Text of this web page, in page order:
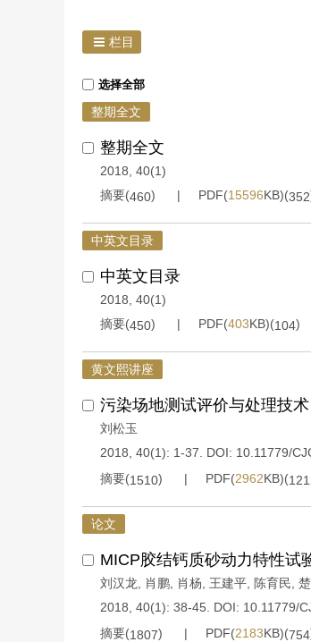
栏目
选择全部
整期全文
整期全文
2018, 40(1)
摘要(460) PDF(15596KB)(352
中英文目录
中英文目录
2018, 40(1)
摘要(450) PDF(403KB)(104)
黄文熙讲座
污染场地测试评价与处理技术
刘松玉
2018, 40(1): 1-37.
DOI: 10.11779/
摘要(1510) PDF(2962KB)(
论文
MICP胶结钙质砂动力特性试
刘汉龙 肖鹏 肖杨 王建平 陈育民
2018, 40(1): 38-45.
DOI: 10.11779/
摘要(1807) PDF(2183KB)(754